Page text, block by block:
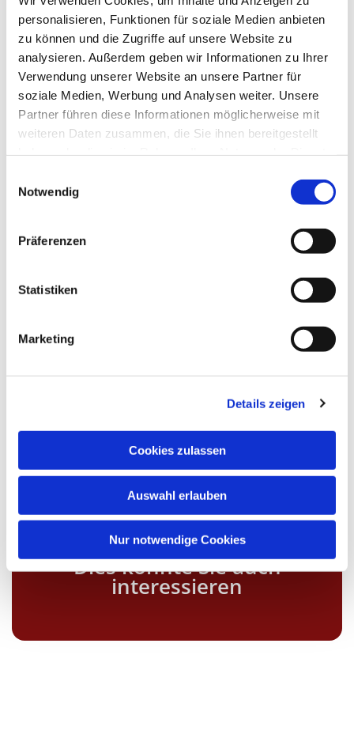
personalisieren, Funktionen für soziale Medien anbieten
zu können und die Zugriffe auf unsere Website zu
analysieren. Außerdem geben wir Informationen zu Ihrer
Verwendung unserer Website an unsere Partner für
soziale Medien, Werbung und Analysen weiter. Unsere
Partner führen diese Informationen möglicherweise mit
weiteren Daten zusammen, die Sie ihnen bereitgestellt
Notwendig
Präferenzen
Statistiken
Marketing
Details zeigen
Cookies zulassen
Auswahl erlauben
Nur notwendige Cookies
Blockflötenwerke aus allen Jahrhunderten. Das
Ensemble bereichert besondere Festgottesdienste
etwa zu Weihnachten, Ostern oder auch
gelegentliche Predigtgottesdienste mit festlicher
Flötenmusik.
Interessierte Blockflötenspielerinnen und -spieler,
die Freude am Musizieren haben, sind herzlich
willkommen! Eine Kontaktaufnahme per Email
unter Christuskirche-Eilpe@t-online.de ist jederzeit
möglich.
Dies könnte Sie auch
interessieren